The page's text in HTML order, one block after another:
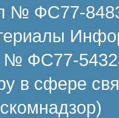
№ ФС77-
№ ФС77-
в сфере